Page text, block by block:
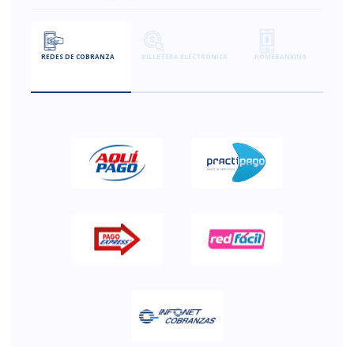
REDES DE COBRANZA BILLETERA ELECTRÓNICA HOMEBANKING